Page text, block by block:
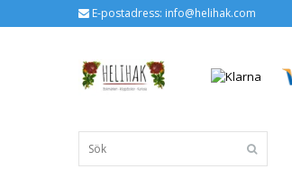
E-postadress: info@helihak.com